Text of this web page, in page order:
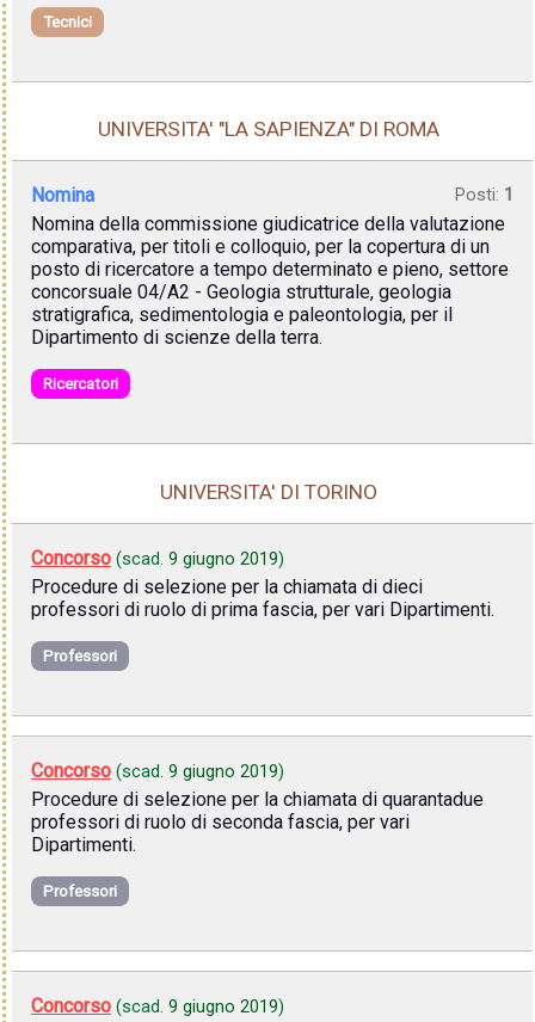
Tecnici
UNIVERSITA' "LA SAPIENZA" DI ROMA
Nomina Posti: 1
Nomina della commissione giudicatrice della valutazione
comparativa, per titoli e colloquio, per la copertura di un
posto di ricercatore a tempo determinato e pieno, settore
concorsuale 04/A2 - Geologia strutturale, geologia
stratigrafica, sedimentologia e paleontologia, per il
Dipartimento di scienze della terra.
Ricercatori
UNIVERSITA' DI TORINO
Concorso (scad. 9 giugno 2019)
Procedure di selezione per la chiamata di dieci
professori di ruolo di prima fascia, per vari Dipartimenti.
Professori
Concorso (scad. 9 giugno 2019)
Procedure di selezione per la chiamata di quarantadue
professori di ruolo di seconda fascia, per vari
Dipartimenti.
Professori
Concorso (scad. 9 giugno 2019)